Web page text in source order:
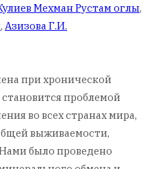
Мехман Рустам оглы,
, Азизова Г.И.
при хронической
проблемой
во всех странах мира,
выживаемости,
было проведено